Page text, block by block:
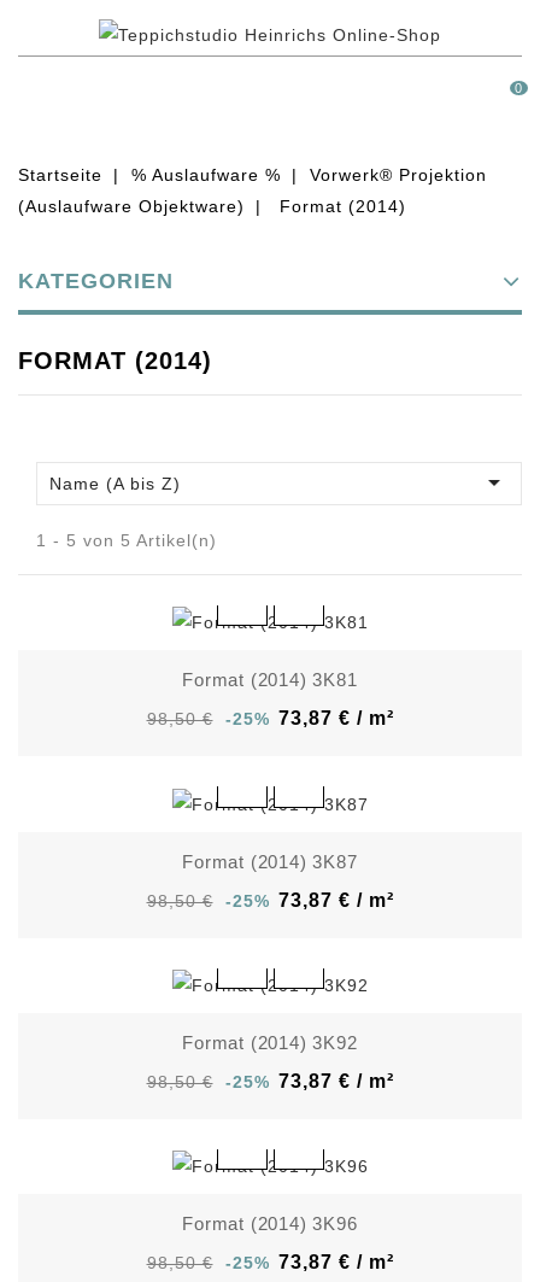
0
Startseite % Auslaufware %
Vorwerk® Projektion
(Auslaufware Objektware)
Format (2014)
KATEGORIEN
FORMAT (2014)
Name (A bis Z) 
1 - 5 von 5 Artikel(n)
Format (2014) 3K81
98,50 € -25% 73,87 € / m²
Format (2014) 3K87
98,50 € -25% 73,87 € / m²
Format (2014) 3K92
98,50 € -25% 73,87 € / m²
Format (2014) 3K96
98,50 € -25% 73,87 € / m²